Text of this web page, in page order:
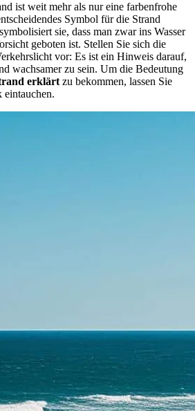
ist weit mehr als nur eine farbenfrohe
Symbol für die Strand
sie, dass man zwar ins Wasser
geboten ist. Stellen Sie sich die
vor: Es ist ein Hinweis darauf,
wachsamer zu sein. Um die Bedeutung
erklärt zu bekommen, lassen Sie
eintauchen.